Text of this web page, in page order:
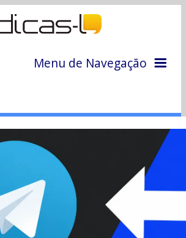
Menu de Navegação
Colunas